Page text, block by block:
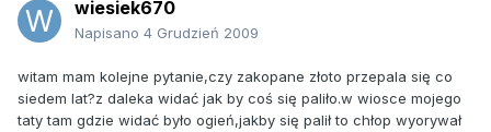
wiesiek670
Napisano 4 Grudzień 2009
witam mam kolejne pytanie,czy zakopane złoto przepala się co
siedem lat?z daleka widać jak by coś się paliło.w wiosce mojego
taty tam gdzie widać było ogień,jakby się palił to chłop wyorywał